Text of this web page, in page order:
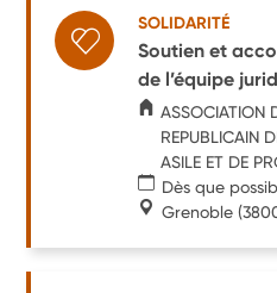
SOLIDARITÉ
Soutien et
de l’équipe
ASSOCIATION
REPUBLICAIN
ASILE ET DE
Dès que
Grenoble